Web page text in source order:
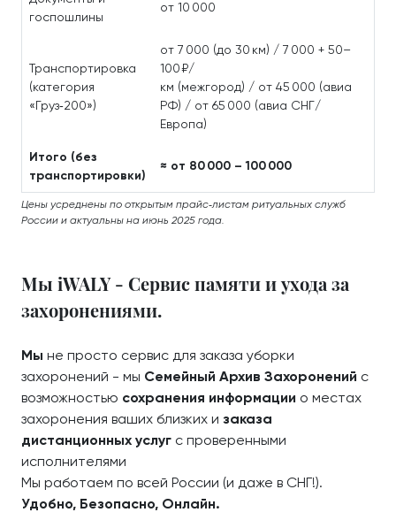
госпошлины
от 10 000
Транспортировка
(категория
«Груз‑200»)
от 7 000 (до 30 км) / 7 000 + 50–
100 ₽/
км (межгород) / от 45 000 (авиа
РФ) / от 65 000 (авиа СНГ/
Европа)
Итого (без
транспортировки)
≈ от 80 000 – 100 000
Цены усреднены по открытым прайс‑листам ритуальных служб
России и актуальны на июнь 2025 года.
Мы iWALY - Сервис памяти и ухода за
захоронениями.
Мы не просто сервис для заказа уборки
захоронений - мы Семейный Архив Захоронений с
возможностью сохранения информации о местах
захоронения ваших близких и заказа
дистанционных услуг с проверенными
исполнителями
Мы работаем по всей России (и даже в СНГ!).
Удобно, Безопасно, Онлайн.